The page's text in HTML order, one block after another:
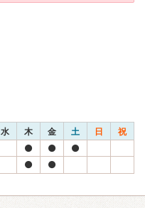
水 木 金 土 日 祝